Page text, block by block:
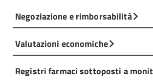
Negoziazione e rimborsabilità
Valutazioni economiche
Registri farmaci sottoposti a